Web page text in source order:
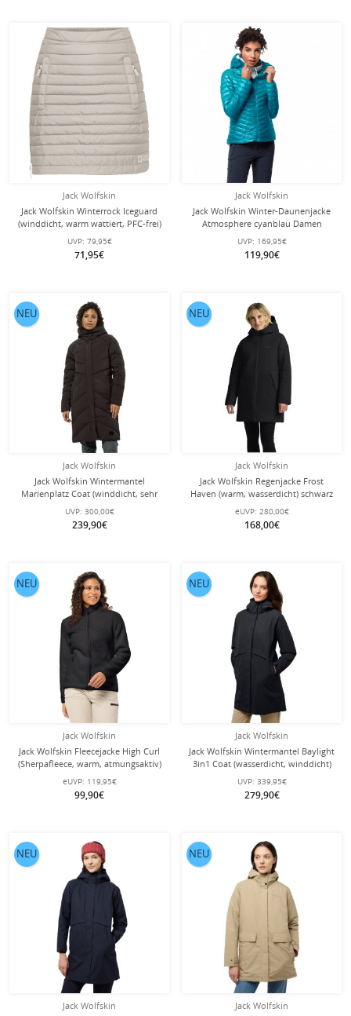
Jack Wolfskin
Jack Wolfskin Winterrock Iceguard
(winddicht, warm wattiert, PFC-frei)
perlenweiss Damen
UVP: 79,95€
71,95€
Jack Wolfskin
Jack Wolfskin Winter-Daunenjacke
Atmosphere cyanblau Damen
UVP: 169,95€
119,90€
Jack Wolfskin
Jack Wolfskin Wintermantel
Marienplatz Coat (winddicht, sehr
wasserabweisend) braun Damen
UVP: 300,00€
239,90€
NEU
Jack Wolfskin
Jack Wolfskin Regenjacke Frost
Haven (warm, wasserdicht) schwarz
Damen
eUVP: 280,00€
168,00€
NEU
Jack Wolfskin
Jack Wolfskin Fleecejacke High Curl
(Sherpafleece, warm, atmungsaktiv)
schwarz Damen
eUVP: 119,95€
99,90€
NEU
Jack Wolfskin
Jack Wolfskin Wintermantel Baylight
3in1 Coat (wasserdicht, winddicht)
schwarz Damen
UVP: 339,95€
279,90€
NEU
Jack Wolfskin
NEU
Jack Wolfskin
NEU